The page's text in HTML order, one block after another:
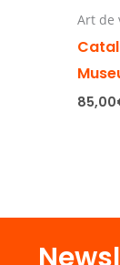
Art de
85,00